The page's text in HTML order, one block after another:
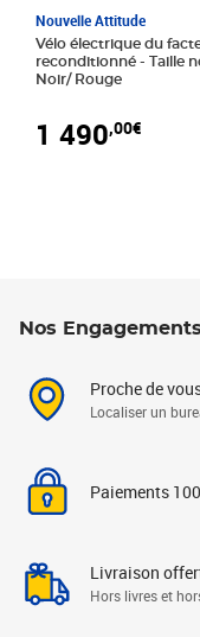
Nouvelle Attitude
Vélo électrique du
reconditionné - Taille normale -
Noir/ Rouge
1 490,00€
Nos Engagements
Proche de
Localiser un
Paiements
Livraison
Hors livres et